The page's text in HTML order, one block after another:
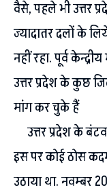
वैसे, पहले भी उत्तर
ज्यादातर दलों के
नहीं रहा. पूर्व
उत्तर प्रदेश के कुछ
मांग कर चुके हैं
उत्तर प्रदेश के
इस पर कोई ठोस
उठाया था. नवम्बर